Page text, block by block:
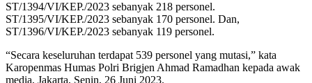
ST/1394/VI/KEP./2023 sebanyak 218 personel.
ST/1395/VI/KEP./2023 sebanyak 170 personel. Dan,
ST/1396/VI/KEP./2023 sebanyak 119 personel.
“Secara keseluruhan terdapat 539 personel yang mutasi,” kata
Karopenmas Humas Polri Brigjen Ahmad Ramadhan kepada awak
media, Jakarta, Senin, 26 Juni 2023.